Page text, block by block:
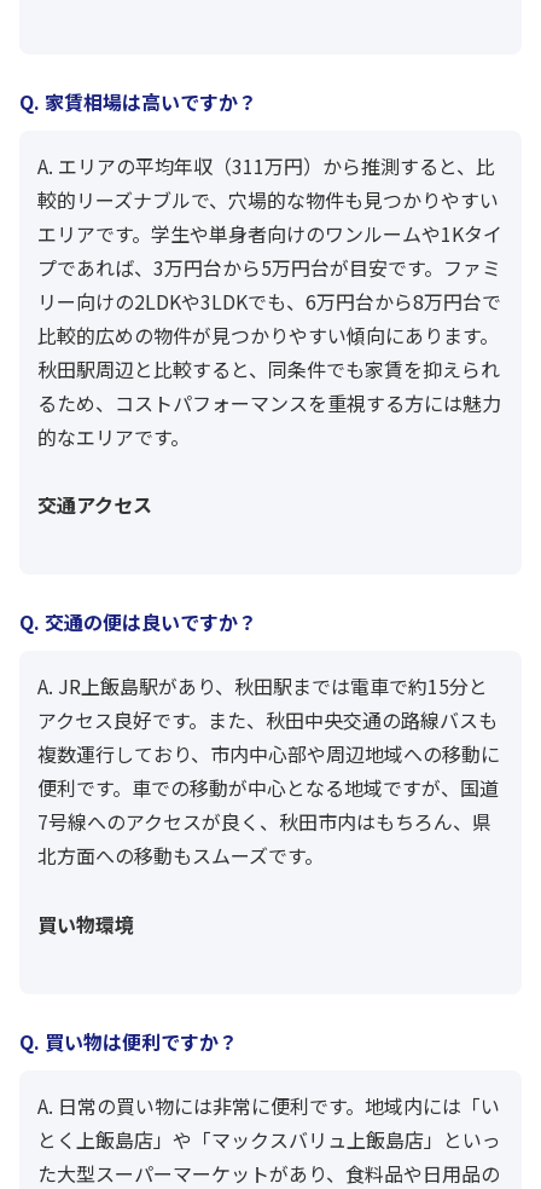
Q. 家賃相場は高いですか？
A. エリアの平均年収（311万円）から推測すると、比
較的リーズナブルで、穴場的な物件も見つかりやすい
エリアです。学生や単身者向けのワンルームや1Kタイ
プであれば、3万円台から5万円台が目安です。ファミ
リー向けの2LDKや3LDKでも、6万円台から8万円台で
比較的広めの物件が見つかりやすい傾向にあります。
秋田駅周辺と比較すると、同条件でも家賃を抑えられ
るため、コストパフォーマンスを重視する方には魅力
的なエリアです。
交通アクセス
Q. 交通の便は良いですか？
A. JR上飯島駅があり、秋田駅までは電車で約15分と
アクセス良好です。また、秋田中央交通の路線バスも
複数運行しており、市内中心部や周辺地域への移動に
便利です。車での移動が中心となる地域ですが、国道
7号線へのアクセスが良く、秋田市内はもちろん、県
北方面への移動もスムーズです。
買い物環境
Q. 買い物は便利ですか？
A. 日常の買い物には非常に便利です。地域内には「い
とく上飯島店」や「マックスバリュ上飯島店」といっ
た大型スーパーマーケットがあり、食料品や日用品の